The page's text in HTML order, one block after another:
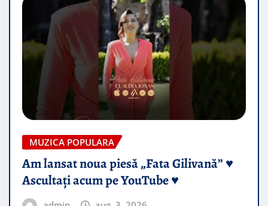
MUZICA POPULARA
Am lansat noua piesă „Fata Gilivană” ♥️
Ascultați acum pe YouTube ♥️